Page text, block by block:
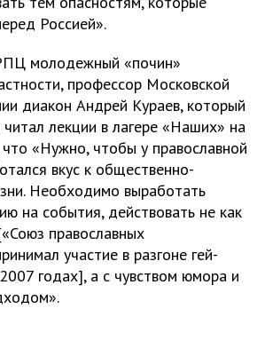
Россией».
молодежный «почин»
профессор Московской
диакон Андрей Кураев, который
лекции в лагере «Наших» на
что «Нужно, чтобы у православной
вкус к общественно-
Необходимо выработать
на события, действовать не как
православных
участие в разгоне гей-
годах], а с чувством юмора и